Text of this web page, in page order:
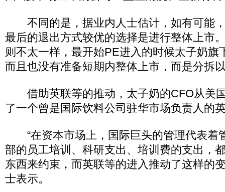
不同的是，据业内人士估计，如有可能
最后的退出方式较优的选择是进行整体上市
则不太一样，最开始PE进入的时候太子奶旗
而且也没有准备短期内整体上市，而是分拆
借助英联等的推动，太子奶的CFO从美
了一个曾是国际饮料公司驻华市场负责人的
“在资本市场上，国际巨头的管理代表着
部的员工培训、科研支出、培训费的支出，
东西来约束，而英联等的进入推动了这样的
士表示。